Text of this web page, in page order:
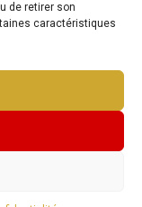
de retirer son
caractéristiques